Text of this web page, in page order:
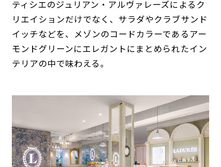
ティシエのジュリアン・アルヴァレーズによるク
リエイションだけでなく、サラダやクラブサンド
イッチなどを、メゾンのコードカラーであるアー
モンドグリーンにエレガントにまとめられたイン
テリアの中で味わえる。